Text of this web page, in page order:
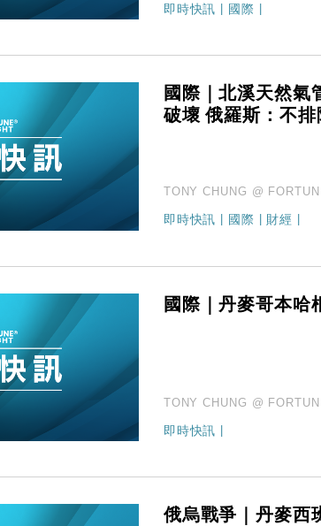
即時快訊 國際
國際｜北溪天然氣
破壞 俄羅斯：不
TONY CHUNG @
即時快訊 國際 財經
國際｜丹麥哥本哈
TONY CHUNG @
即時快訊 |
俄烏戰爭｜丹麥西